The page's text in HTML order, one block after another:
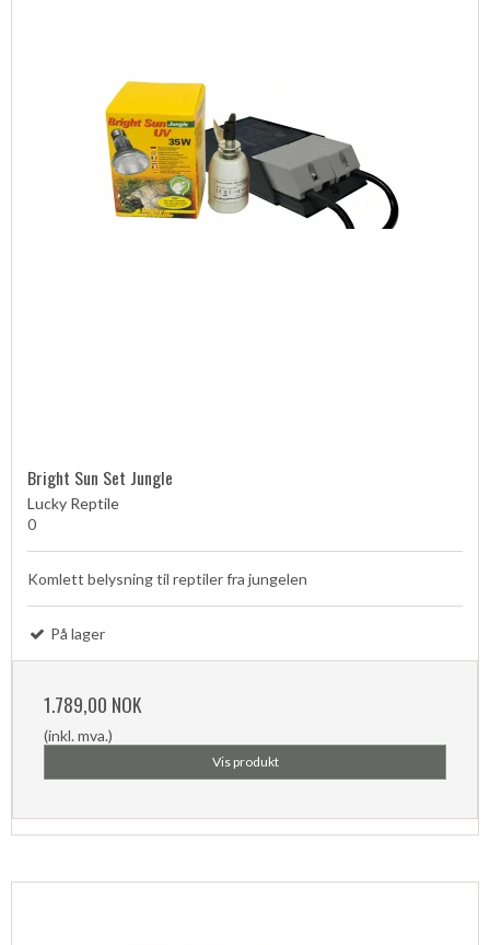
Bright Sun Set Jungle
Lucky Reptile
0
Komlett belysning til reptiler fra jungelen
På lager
1.789,00 NOK
(inkl. mva.)
Vis produkt